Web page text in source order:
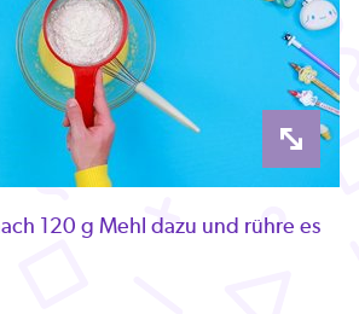
120 g Mehl dazu und rühre es